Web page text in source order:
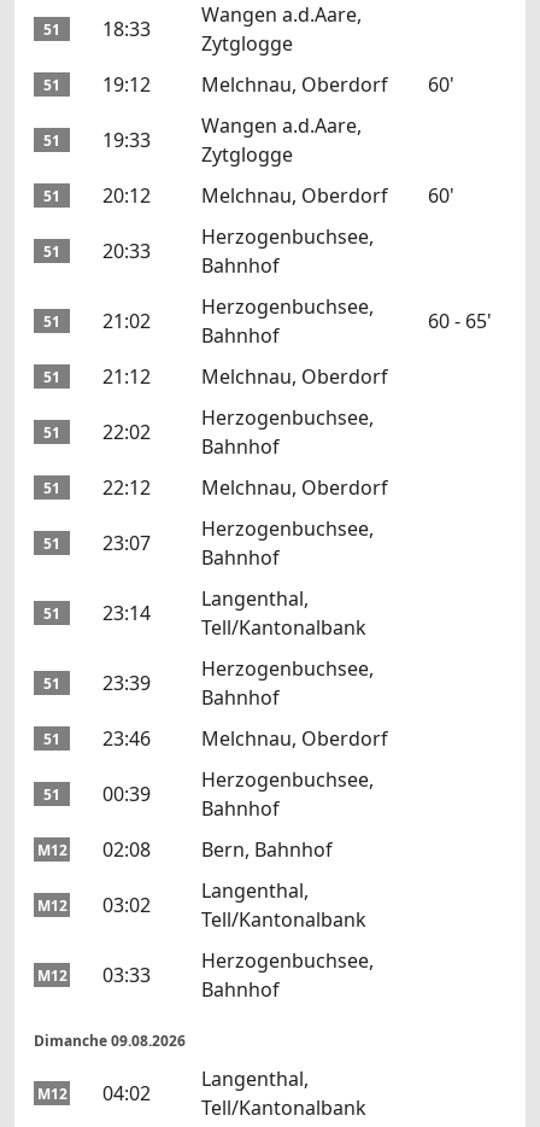
51 18:33
Wangen a.d.Aare,
Zytglogge
51 19:12 Melchnau, Oberdorf 60'
51 19:33
Wangen a.d.Aare,
Zytglogge
51 20:12 Melchnau, Oberdorf 60'
51 20:33
Herzogenbuchsee,
Bahnhof
51 21:02
Herzogenbuchsee,
Bahnhof
60 - 65'
51 21:12 Melchnau, Oberdorf
51 22:02
Herzogenbuchsee,
Bahnhof
51 22:12 Melchnau, Oberdorf
51 23:07
Herzogenbuchsee,
Bahnhof
51 23:14
Langenthal,
Tell/Kantonalbank
51 23:39
Herzogenbuchsee,
Bahnhof
51 23:46 Melchnau, Oberdorf
51 00:39
Herzogenbuchsee,
Bahnhof
M12 02:08 Bern, Bahnhof
M12 03:02
Langenthal,
Tell/Kantonalbank
M12 03:33
Herzogenbuchsee,
Bahnhof
Dimanche 09.08.2026
M12 04:02
Langenthal,
Tell/Kantonalbank